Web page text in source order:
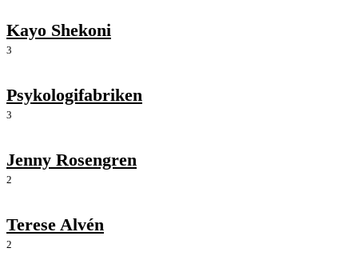
Kayo Shekoni
3
Psykologifabriken
3
Jenny Rosengren
2
Terese Alvén
2